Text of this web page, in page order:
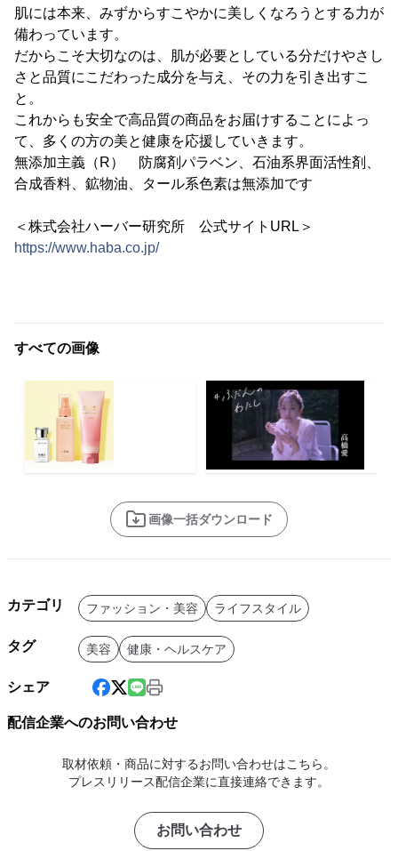
肌には本来、みずからすこやかに美しくなろうとする力が
備わっています。
だからこそ大切なのは、肌が必要としている分だけやさし
さと品質にこだわった成分を与え、その力を引き出すこ
と。
これからも安全で高品質の商品をお届けすることによっ
て、多くの方の美と健康を応援していきます。
無添加主義（R） 防腐剤パラベン、石油系界面活性剤、
合成香料、鉱物油、タール系色素は無添加です
＜株式会社ハーバー研究所 公式サイトURL＞
https://www.haba.co.jp/
すべての画像
画像一括ダウンロード
カテゴリ ファッション・美容 ライフスタイル
タグ 美容 健康・ヘルスケア
シェア
配信企業へのお問い合わせ
取材依頼・商品に対するお問い合わせはこちら。
プレスリリース配信企業に直接連絡できます。
お問い合わせ